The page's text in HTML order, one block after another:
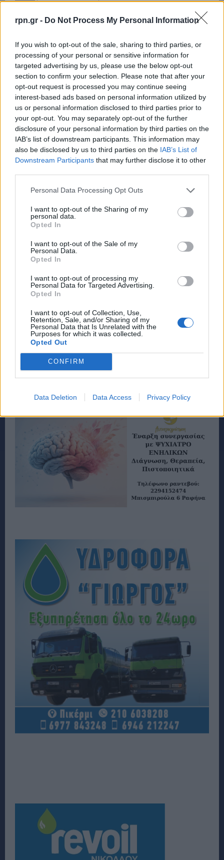
rpn.gr - Do Not Process My Personal Information
If you wish to opt-out of the sale, sharing to third parties, or
processing of your personal or sensitive information for
targeted advertising by us, please use the below opt-out
section to confirm your selection. Please note that after your
opt-out request is processed you may continue seeing
interest-based ads based on personal information utilized by
us or personal information disclosed to third parties prior to
your opt-out. You may separately opt-out of the further
disclosure of your personal information by third parties on the
IAB’s list of downstream participants. This information may
also be disclosed by us to third parties on the IAB’s List of
Downstream Participants that may further disclose it to other
Personal Data Processing Opt Outs
I want to opt-out of the Sharing of my
personal data.
Opted In
I want to opt-out of the Sale of my
Personal Data.
Opted In
I want to opt-out of processing my
Personal Data for Targeted Advertising.
Opted In
I want to opt-out of Collection, Use,
Retention, Sale, and/or Sharing of my
Personal Data that Is Unrelated with the
Purposes for which it was collected.
Opted Out
CONFIRM
Data Deletion Data Access Privacy Policy